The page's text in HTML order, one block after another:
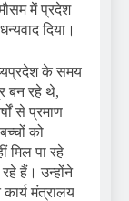
में प्रदेश
दिया।
के समय
बन रहे थे,
से प्रमाण
को
मिल पा रहे
हैं। उन्होंने
मंत्रालय